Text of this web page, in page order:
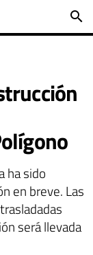
search
ha sido
en breve. Las
será llevada